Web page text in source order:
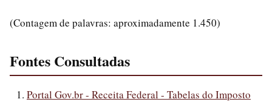
(Contagem de palavras: aproximadamente 1.450)
Fontes Consultadas
Portal Gov.br - Receita Federal - Tabelas do Imposto